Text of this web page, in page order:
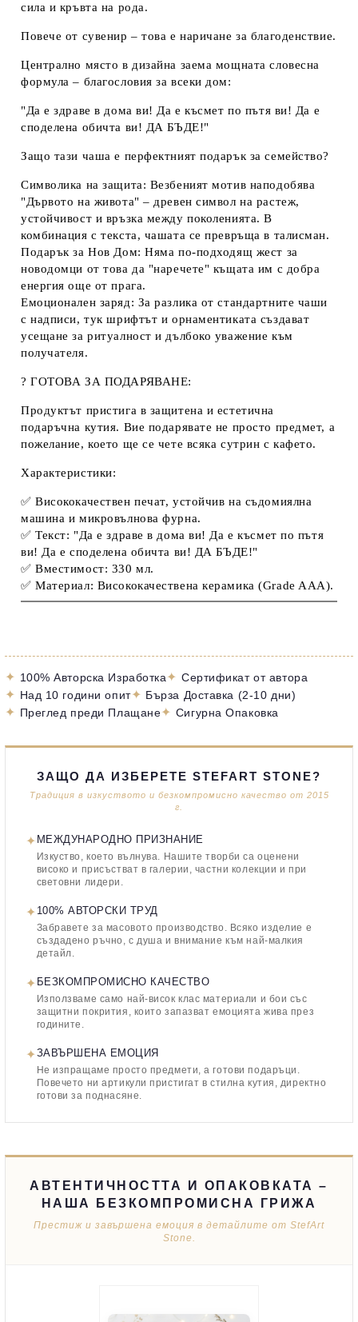
сила и кръвта на рода.
Повече от сувенир – това е наричане за благоденствие.
Централно място в дизайна заема мощната словесна
формула – благословия за всеки дом:
"Да е здраве в дома ви! Да е късмет по пътя ви! Да е
споделена обичта ви! ДА БЪДЕ!"
Защо тази чаша е перфектният подарък за семейство?
Символика на защита: Везбеният мотив наподобява
"Дървото на живота" – древен символ на растеж,
устойчивост и връзка между поколенията. В
комбинация с текста, чашата се превръща в талисман.
Подарък за Нов Дом: Няма по-подходящ жест за
новодомци от това да "наречете" къщата им с добра
енергия още от прага.
Емоционален заряд: За разлика от стандартните чаши
с надписи, тук шрифтът и орнаментиката създават
усещане за ритуалност и дълбоко уважение към
получателя.
? ГОТОВА ЗА ПОДАРЯВАНЕ:
Продуктът пристига в защитена и естетична
подаръчна кутия. Вие подарявате не просто предмет, а
пожелание, което ще се чете всяка сутрин с кафето.
Характеристики:
✅ Висококачествен печат, устойчив на съдомиялна
машина и микровълнова фурна.
✅ Текст: "Да е здраве в дома ви! Да е късмет по пътя
ви! Да е споделена обичта ви! ДА БЪДЕ!"
✅ Вместимост: 330 мл.
✅ Материал: Висококачествена керамика (Grade AAA).
✦ 100% Авторска Изработка✦ Сертификат от автора
✦ Над 10 години опит✦ Бърза Доставка (2-10 дни)
✦ Преглед преди Плащане✦ Сигурна Опаковка
ЗАЩО ДА ИЗБЕРЕТЕ STEFART STONE?
Традиция в изкуството и безкомпромисно качество от 2015
г.
✦ МЕЖДУНАРОДНО ПРИЗНАНИЕ
Изкуство, което вълнува. Нашите творби са оценени
високо и присъстват в галерии, частни колекции и при
световни лидери.
✦ 100% АВТОРСКИ ТРУД
Забравете за масовото производство. Всяко изделие е
създадено ръчно, с душа и внимание към най-малкия
детайл.
✦ БЕЗКОМПРОМИСНО КАЧЕСТВО
Използваме само най-висок клас материали и бои със
защитни покрития, които запазват емоцията жива през
годините.
✦ЗАВЪРШЕНА ЕМОЦИЯ
Не изпращаме просто предмети, а готови подаръци.
Повечето ни артикули пристигат в стилна кутия, директно
готови за поднасяне.
АВТЕНТИЧНОСТТА И ОПАКОВКАТА –
НАША БЕЗКОМПРОМИСНА ГРИЖА
Престиж и завършена емоция в детайлите от StefArt
Stone.